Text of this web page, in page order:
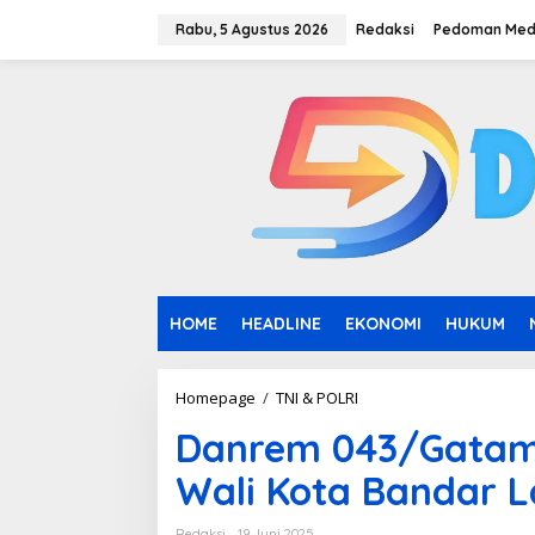
Rabu, 5 Agustus 2026 Redaksi Pedoman
HOME HEADLINE EKONOMI HUKUM
Homepage / TNI & POLRI
n
r
e
m
Danrem 043/
Wali Kota Bandar